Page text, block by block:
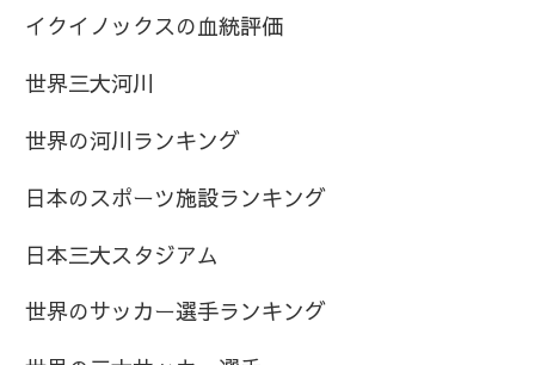
イクイノックスの血統評価
世界三大河川
世界の河川ランキング
日本のスポーツ施設ランキング
日本三大スタジアム
世界のサッカー選手ランキング